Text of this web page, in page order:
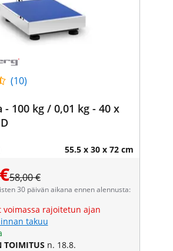
(10)
- 100 kg / 0,01 kg - 40 x
55.5 x 30 x 72 cm
58,00 €
30 päivän aikana ennen alennusta:
voimassa rajoitetun ajan
takuu
TOIMITUS n. 18.8.